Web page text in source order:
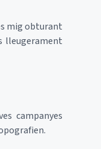
mig obturant
lleugerament
campanyes